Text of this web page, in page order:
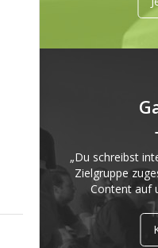
„Du schreibst
Zielgruppe
Content auf